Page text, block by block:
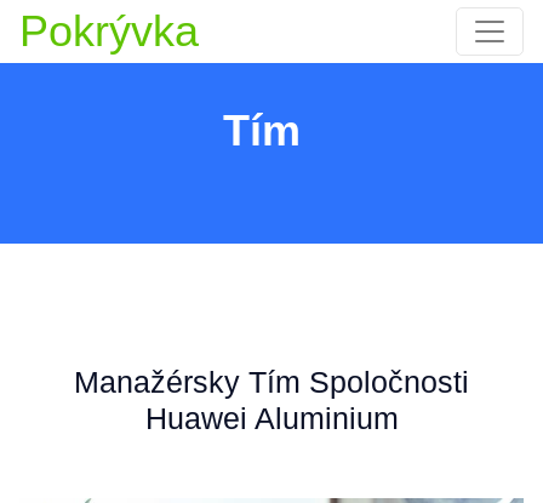
Pokrývka
Tím
Manažérsky Tím Spoločnosti
Huawei Aluminium